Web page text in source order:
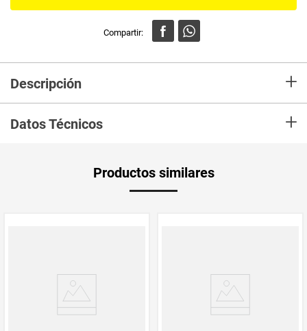
Descripción +
Datos Técnicos +
Producto (kg)
Productos similares